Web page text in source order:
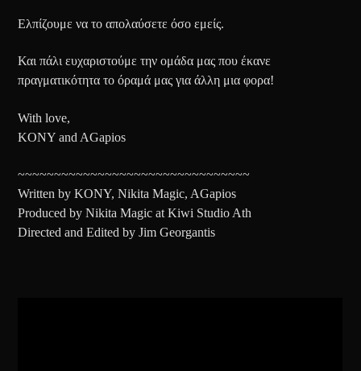
Ελπίζουμε να το απολαύσετε όσο εμείς.
Και πάλι ευχαριστούμε την ομάδα μας που έκανε
πραγματικότητα το όραμά μας για άλλη μια φορα!
With love,
KONY and AGapios
~~~~~~~~~~~~~~~~~~~~~~~~~~~~~~~~
Written by KONY, Nikita Magic, AGapios
Produced by Nikita Magic at Kiwi Studio Ath
Directed and Edited by Jim Georgantis